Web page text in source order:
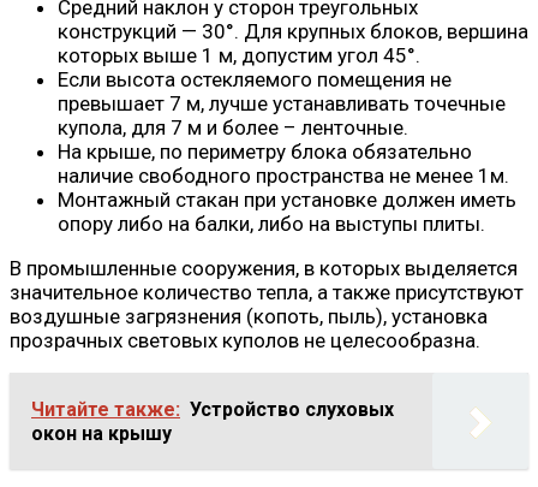
Средний наклон у сторон треугольных
конструкций — 30°. Для крупных блоков, вершина
которых выше 1 м, допустим угол 45°.
Если высота остекляемого помещения не
превышает 7 м, лучше устанавливать точечные
купола, для 7 м и более – ленточные.
На крыше, по периметру блока обязательно
наличие свободного пространства не менее 1м.
Монтажный стакан при установке должен иметь
опору либо на балки, либо на выступы плиты.
В промышленные сооружения, в которых выделяется
значительное количество тепла, а также присутствуют
воздушные загрязнения (копоть, пыль), установка
прозрачных световых куполов не целесообразна.
Читайте также: Устройство слуховых
окон на крышу